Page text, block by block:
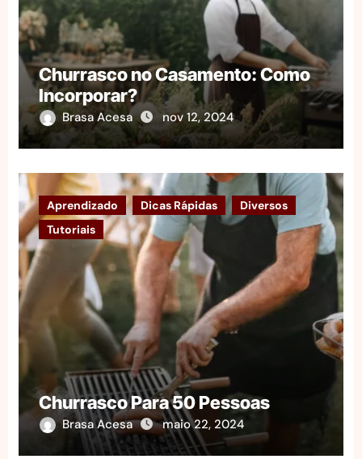
Churrasco no Casamento: Como
Incorporar?
Brasa Acesa nov 12, 2024
Aprendizado Dicas Rápidas
Diversos
Tutoriais
Churrasco Para 50 Pessoas
Brasa Acesa maio 22, 2024